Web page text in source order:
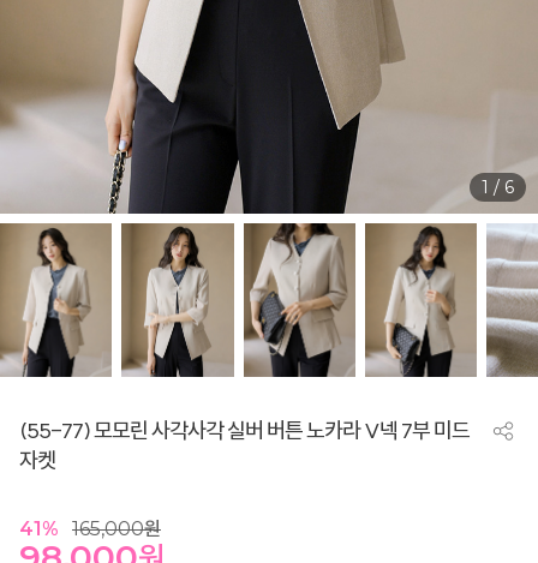
1 / 6
(55-77) 모모린 사각사각 실버 버튼 노카라 V넥 7부 미드
자켓
41 % 165,000원